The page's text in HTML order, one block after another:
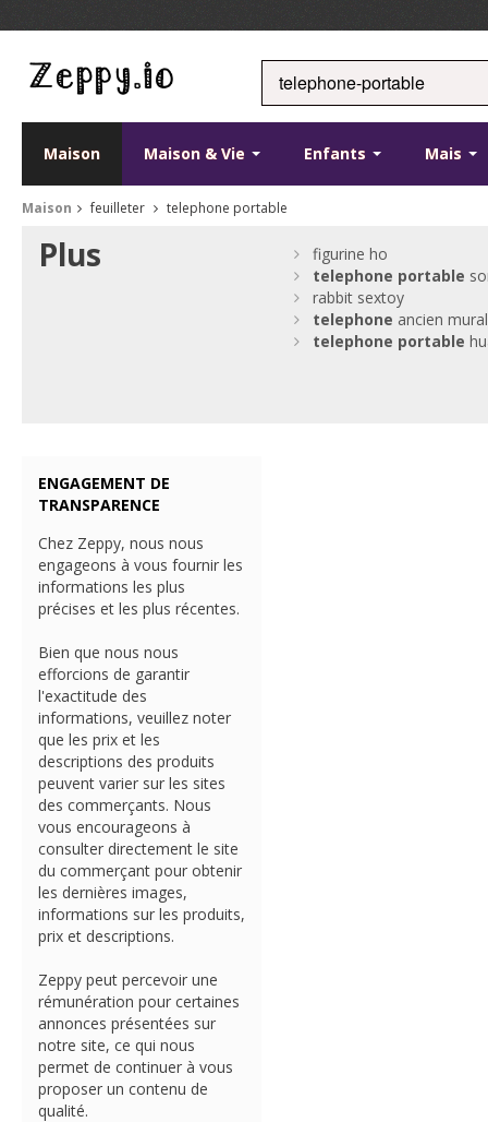
Maison Maison & Vie Enfants Mais
Maison feuilleter telephone portable
Plus
figurine ho
telephone portable
rabbit sextoy
telephone ancien mural
telephone portable
ENGAGEMENT DE
TRANSPARENCE
Chez Zeppy, nous nous
engageons à vous fournir les
informations les plus
précises et les plus récentes.
Bien que nous nous
efforcions de garantir
l'exactitude des
informations, veuillez noter
que les prix et les
descriptions des produits
peuvent varier sur les sites
des commerçants. Nous
vous encourageons à
consulter directement le site
du commerçant pour obtenir
les dernières images,
informations sur les produits,
prix et descriptions.
Zeppy peut percevoir une
rémunération pour certaines
annonces présentées sur
notre site, ce qui nous
permet de continuer à vous
proposer un contenu de
qualité.